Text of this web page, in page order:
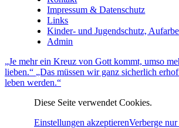
Impressum & Datenschutz
Links
Kinder- und Jugendschutz,
Admin
„Je mehr ein Kreuz von Gott kommt, umso
lieben.“ „Das müssen wir ganz sicherlich
leben werden.“
Diese Seite verwendet Cookies.
Einstellungen akzeptierenVerberge